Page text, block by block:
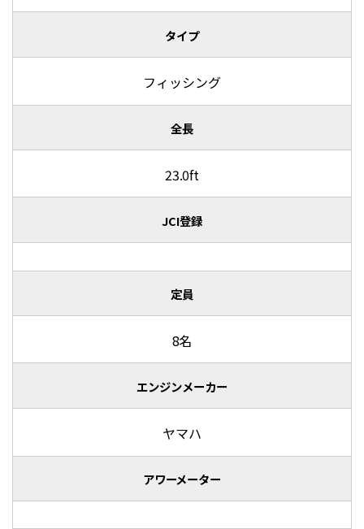
タイプ
フィッシング
全長
23.0ft
JCI登録
定員
8名
エンジンメーカー
ヤマハ
アワーメーター